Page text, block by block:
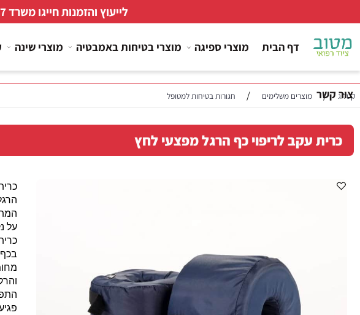
לייעוץ והזמנות חייגו משרד
דף הבית מוצרי ספיגה מוצרי בטיחות באמבטיה מוצרי שינה
מוצרים משלימים / חגורות בטיחות למטופל
עקב לריפוי כף הרגל מפצעי לחץ
כרית
הרגל
על
כרית
בכף